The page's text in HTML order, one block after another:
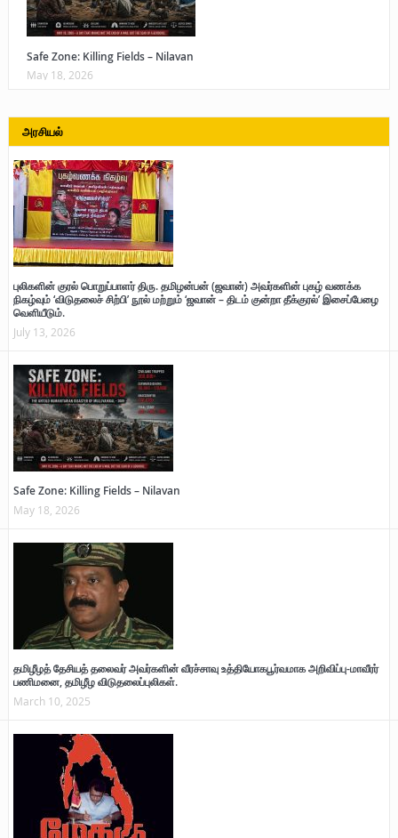
Safe Zone: Killing Fields – Nilavan
May 18, 2026
அரசியல்
புலிகளின் குரல் பொறுப்பாளர் திரு. தமிழன்பன் (ஜவான்) அவர்களின் புகழ் வணக்க
நிகழ்வும் ‘விடுதலைச் சிற்பி’ நூல் மற்றும் ‘ஜவான் – திடம் குன்றா தீக்குரல்’ இசைப்பேழை
வெளியீடும்.
July 13, 2026
Safe Zone: Killing Fields – Nilavan
May 18, 2026
தமிழீழத் தேசியத் தலைவர் அவர்களின் வீரச்சாவு உத்தியோகபூர்வமாக அறிவிப்பு-மாவீரர்
பணிமனை, தமிழீழ விடுதலைப்புலிகள்.
March 10, 2025